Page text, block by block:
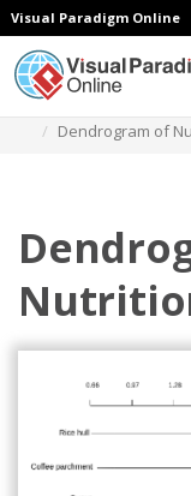
Visual Paradigm Online
Dendrogram of